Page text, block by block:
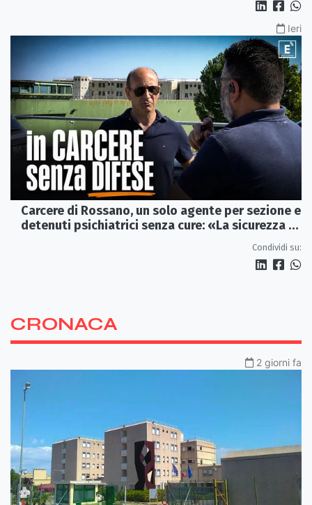
Ieri
Carcere di Rossano, un solo agente per sezione e
detenuti psichiatrici senza cure: «La sicurezza è
Condividi su:
CRONACA
2 giorni fa